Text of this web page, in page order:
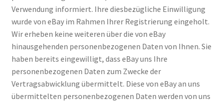
Verwendung informiert. Ihre diesbezügliche Einwilligung
wurde von eBay im Rahmen Ihrer Registrierung eingeholt.
Wir erheben keine weiteren über die von eBay
hinausgehenden personenbezogenen Daten von Ihnen. Sie
haben bereits eingewilligt, dass eBay uns Ihre
personenbezogenen Daten zum Zwecke der
Vertragsabwicklung übermittelt. Diese von eBay an uns
übermittelten personenbezogenen Daten werden von uns